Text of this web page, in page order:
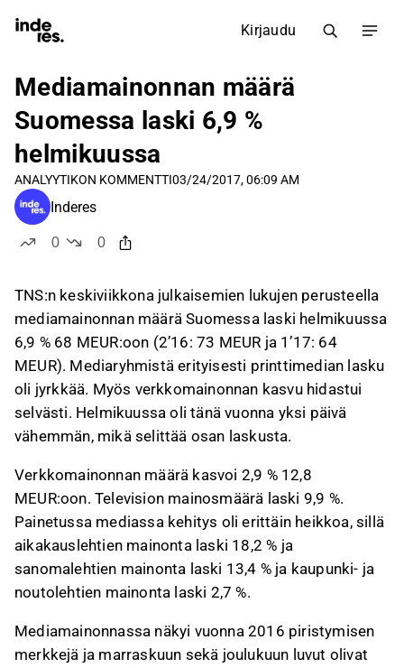
Kirjaudu
Mediamainonnan määrä
Suomessa laski 6,9 %
helmikuussa
ANALYYTIKON KOMMENTTI03/24/2017, 06:09 AM
Inderes
0
0
TNS:n keskiviikkona julkaisemien lukujen perusteella
mediamainonnan määrä Suomessa laski helmikuussa
6,9 % 68 MEUR:oon (2’16: 73 MEUR ja 1’17: 64
MEUR). Mediaryhmistä erityisesti printtimedian lasku
oli jyrkkää. Myös verkkomainonnan kasvu hidastui
selvästi. Helmikuussa oli tänä vuonna yksi päivä
vähemmän, mikä selittää osan laskusta.
Verkkomainonnan määrä kasvoi 2,9 % 12,8
MEUR:oon. Television mainosmäärä laski 9,9 %.
Painetussa mediassa kehitys oli erittäin heikkoa, sillä
aikakauslehtien mainonta laski 18,2 % ja
sanomalehtien mainonta laski 13,4 % ja kaupunki- ja
noutolehtien mainonta laski 2,7 %.
Mediamainonnassa näkyi vuonna 2016 piristymisen
merkkejä ja marraskuun sekä joulukuun luvut olivat